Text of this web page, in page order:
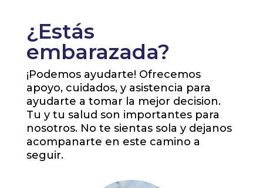
¿Estás
embarazada?
¡Podemos ayudarte! Ofrecemos
apoyo, cuidados, y asistencia para
ayudarte a tomar la mejor decision.
Tu y tu salud son importantes para
nosotros. No te sientas sola y dejanos
acompanarte en este camino a
seguir.